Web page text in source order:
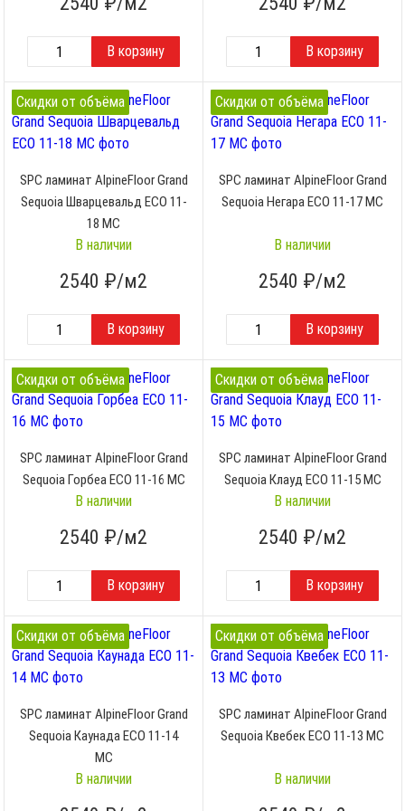
Скидки от объёма
SPC ламинат AlpineFloor Grand
Sequoia Шварцевальд ECO 11-
18 MC
В наличии
2540 ₽/м2
Скидки от объёма
SPC ламинат AlpineFloor Grand
Sequoia Негара ECO 11-17 MC
В наличии
2540 ₽/м2
Скидки от объёма
SPC ламинат AlpineFloor Grand
Sequoia Горбеа ECO 11-16 MC
В наличии
2540 ₽/м2
Скидки от объёма
SPC ламинат AlpineFloor Grand
Sequoia Клауд ECO 11-15 MC
В наличии
2540 ₽/м2
Скидки от объёма
SPC ламинат AlpineFloor Grand
Sequoia Каунада ECO 11-14
MC
В наличии
Скидки от объёма
SPC ламинат AlpineFloor Grand
Sequoia Квебек ECO 11-13 MC
В наличии